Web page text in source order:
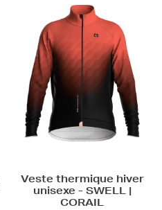
Veste thermique hiver
unisexe - SWELL |
CORAIL